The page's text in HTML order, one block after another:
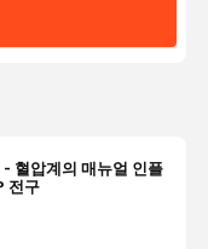
혈압계의 매뉴얼 인플
전구